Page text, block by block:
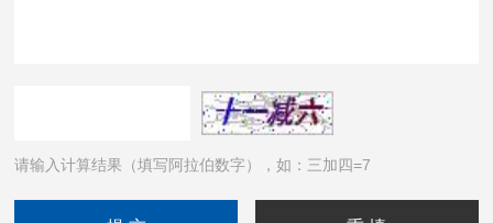
请输入计算结果（填写阿拉伯数字），如：三加四=7